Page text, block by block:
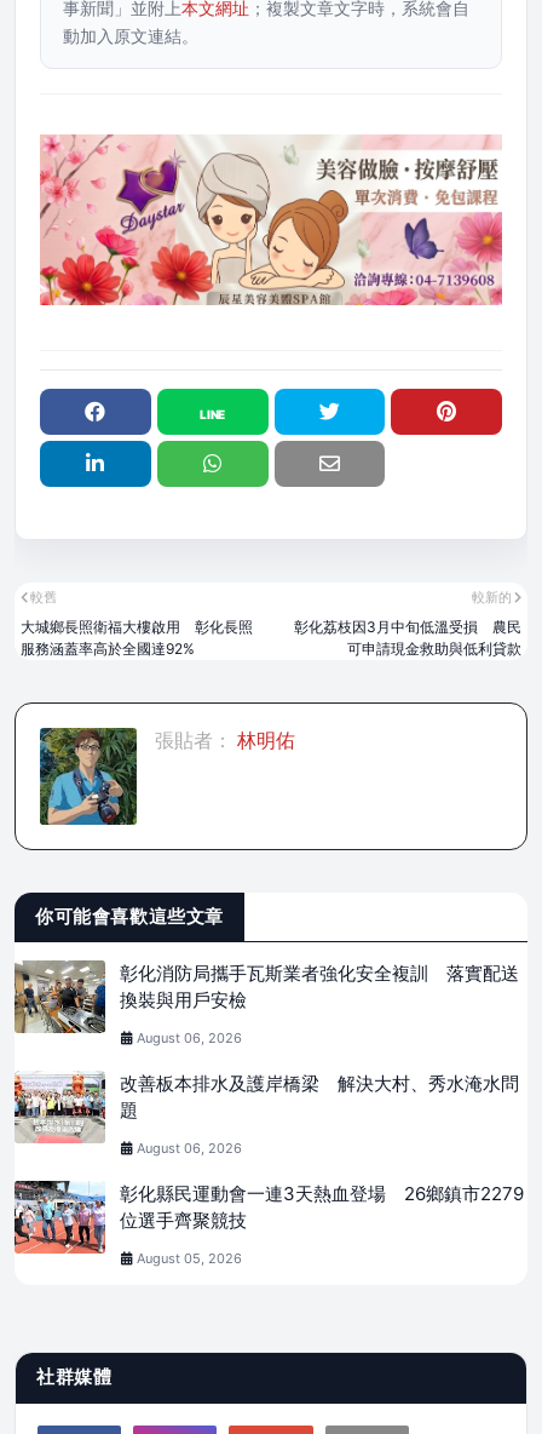
事新聞」並附上本文網址 ；複製文章文字時，系統會自
動加入原文連結。
較新的
彰化荔枝因3月中旬低溫受損 農民
可申請現金救助與低利貸款
較舊
大城鄉長照衛福大樓啟用 彰化長照
服務涵蓋率高於全國達92%
張貼者： 林明佑
你可能會喜歡這些文章
彰化消防局攜手瓦斯業者強化安全複訓 落實配送
換裝與用戶安檢
August 06, 2026
改善板本排水及護岸橋梁 解決大村、秀水淹水問
題
August 06, 2026
彰化縣民運動會一連3天熱血登場 26鄉鎮市2279
位選手齊聚競技
August 05, 2026
社群媒體